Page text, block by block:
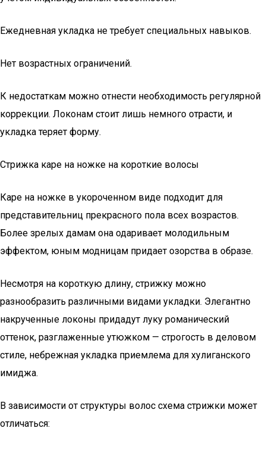
Ежедневная укладка не требует специальных навыков.
Нет возрастных ограничений.
К недостаткам можно отнести необходимость регулярной
коррекции. Локонам стоит лишь немного отрасти, и
укладка теряет форму.
Стрижка каре на ножке на короткие волосы
Каре на ножке в укороченном виде подходит для
представительниц прекрасного пола всех возрастов.
Более зрелых дамам она одаривает молодильным
эффектом, юным модницам придает озорства в образе.
Несмотря на короткую длину, стрижку можно
разнообразить различными видами укладки. Элегантно
накрученные локоны придадут луку романический
оттенок, разглаженные утюжком — строгость в деловом
стиле, небрежная укладка приемлема для хулиганского
имиджа.
В зависимости от структуры волос схема стрижки может
отличаться: